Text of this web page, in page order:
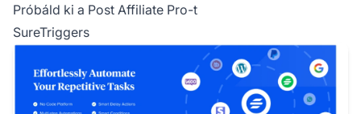
Próbáld ki a Post Affiliate Pro-t
SureTriggers